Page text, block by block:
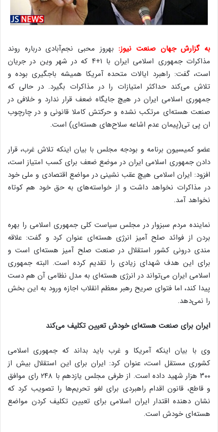
به گزارش جهان صنعت نیوز: بهروز محبی نجم‌آبادی درباره روند
مذاکرات جمهوری اسلامی ایران با ۱+۴ که در شهر وین در جریان
است، گفت: راهبرد ایالات متحده آمریکا همیشه باجگیری بوده و
تلاش می‌کند حداکثر امتیازات را در مذاکرات بگیرد. در حالی که
جمهوری اسلامی ایران در هیچ جایگاه ضعف قرار ندارد و خلافی در
صنعت هسته‌ای مرتکب نشده و حرکتش کاملا قانونی و در چارچوب
ان پی تی(پیمان عدم اشاعه سلاح‌های هسته‌ای) است.
عضو کمیسیون برنامه و بودجه مجلس با بیان اینکه تلاش غرب، قرار
دادن جمهوری اسلامی ایران در موضع ضعف برای کسب امتیاز است،
افزود: ایران اسلامی هیچ عقب نشینی در مواضع اقتصادی و ملی خود
در مذاکرات نخواهد داشت و از خواسته‌های به حق خود هم کوتاه
نخواهد آمد.
نماینده مردم سبزوار در مجلس سیاست کلی جمهوری اسلامی را بهره
بردن از فوائد صلح آمیز انرژی هسته‌ای عنوان کرد و گفت: علاقه
مندی درونی کشور استقلال در صنعت صلح آمیز هسته‌ای است و
برای این هدف شهدای زیادی را تقدیم کرده است. البته جمهوری
اسلامی ایران می‌تواند در انرژی هسته‌ای به مدل نظامی آن هم دست
پیدا کند، اما فتوای صریح رهبر معظم انقلاب اجازه ورود به این بخش
را نمی‌دهد.
ایران برای صنعت هسته‌ای خودش تعیین تکلیف می‌کند
وی با بیان اینکه آمریکا و غرب باید بداند که جمهوری اسلامی
کشوری مستقل است، عنوان کرد: ایران برای این استقلال بیش از
۳۰۰ هزار شهید داده است. از طرفی مجلس یازدهم با ۲۴۸ رای موافق
و قاطع، قانون اقدام راهبردی برای لغو تحریم‌ها را تصویب کرد که
نشان دهنده اقتدار ایران اسلامی برای تعیین تکلیف کردن مواضع
هسته‌ای خودش است.